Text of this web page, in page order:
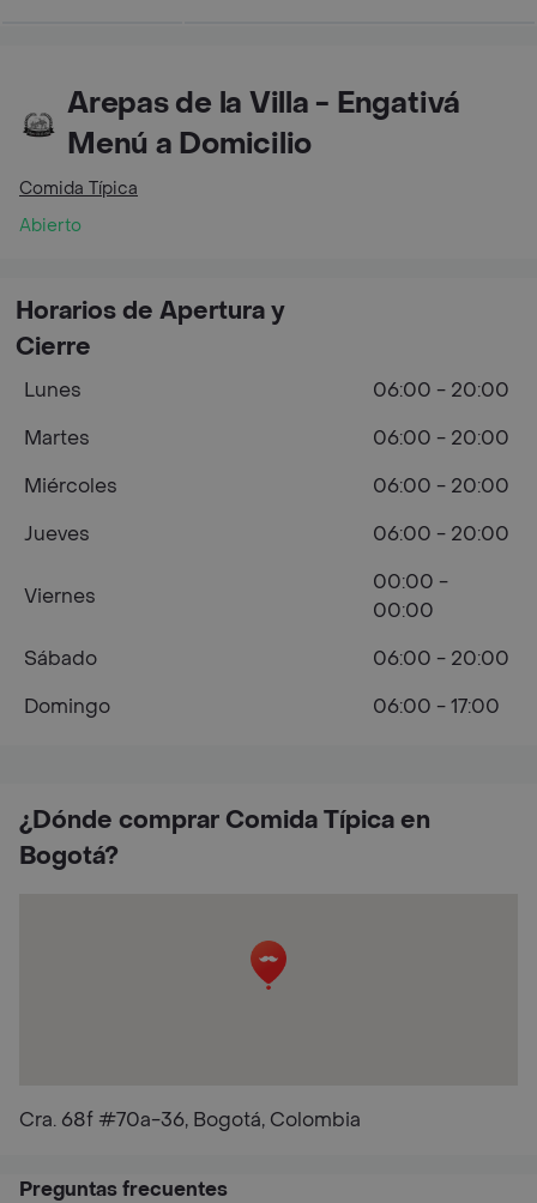
Arepas de la Villa - Engativá
Menú a Domicilio
Comida Típica
Abierto
¿Dónde comprar Comida Típica en
Bogotá?
Cra. 68f #70a-36, Bogotá, Colombia
Horarios de Apertura y
Cierre
Lunes
06:00 - 20:00
Martes
06:00 - 20:00
Miércoles
06:00 - 20:00
Jueves
06:00 - 20:00
Viernes
00:00 -
00:00
Sábado
06:00 - 20:00
Domingo
06:00 - 17:00
Preguntas frecuentes